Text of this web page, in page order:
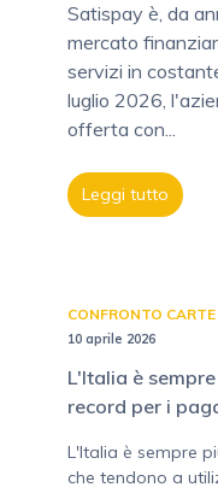
Satispay è, da
mercato
servizi in
luglio 2026,
offerta con...
Leggi tutto
CONFRONTO CARTE
10 aprile 2026
L'Italia è
record per i
L'Italia è sempre
che tendono a